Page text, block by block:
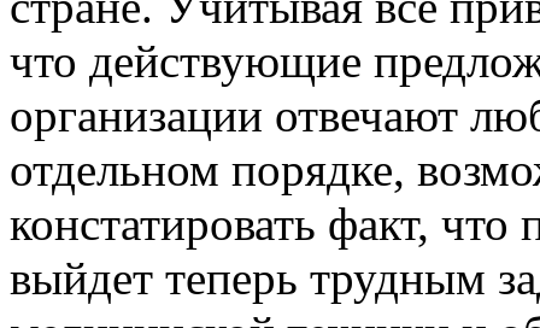
что действующие
организации отвечают
отдельном порядке,
констатировать факт,
выйдет теперь трудным